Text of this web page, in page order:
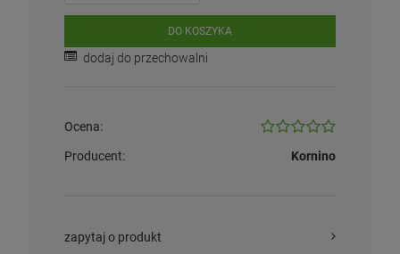
DO KOSZYKA
dodaj do przechowalni
Ocena:
Producent: Kornino
zapytaj o produkt